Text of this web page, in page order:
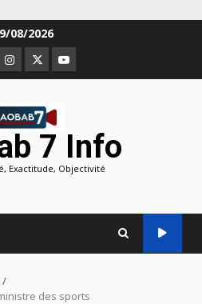
08/2026
Instagram
TwitterYoutube
7 Info
Exactitude, Objectivité
des sports